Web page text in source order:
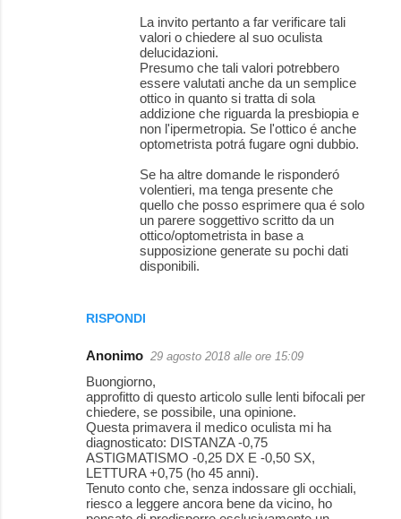
RISPONDI
La invito pertanto a far verificare tali
valori o chiedere al suo oculista
delucidazioni.
Presumo che tali valori potrebbero
essere valutati anche da un semplice
ottico in quanto si tratta di sola
addizione che riguarda la presbiopia e
non l'ipermetropia. Se l'ottico é anche
optometrista potrá fugare ogni dubbio.
Se ha altre domande le risponderó
volentieri, ma tenga presente che
quello che posso esprimere qua é solo
un parere soggettivo scritto da un
ottico/optometrista in base a
supposizione generate su pochi dati
disponibili.
Anonimo 29 agosto 2018 alle ore 15:09
Buongiorno,
approfitto di questo articolo sulle lenti bifocali per
chiedere, se possibile, una opinione.
Questa primavera il medico oculista mi ha
diagnosticato: DISTANZA -0,75
ASTIGMATISMO -0,25 DX E -0,50 SX,
LETTURA +0,75 (ho 45 anni).
Tenuto conto che, senza indossare gli occhiali,
riesco a leggere ancora bene da vicino, ho